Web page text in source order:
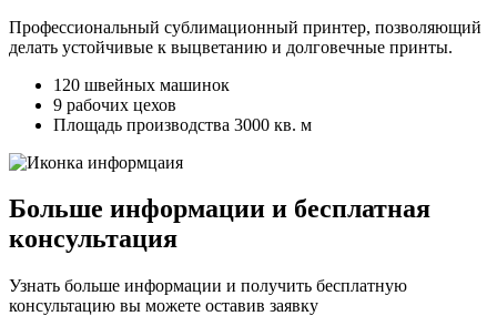
Профессиональный сублимационный принтер, позволяющий
делать устойчивые к выцветанию и долговечные принты.
120 швейных машинок
9 рабочих цехов
Площадь производства 3000 кв. м
Больше информации и бесплатная
консультация
Узнать больше информации и получить бесплатную
консультацию вы можете оставив заявку